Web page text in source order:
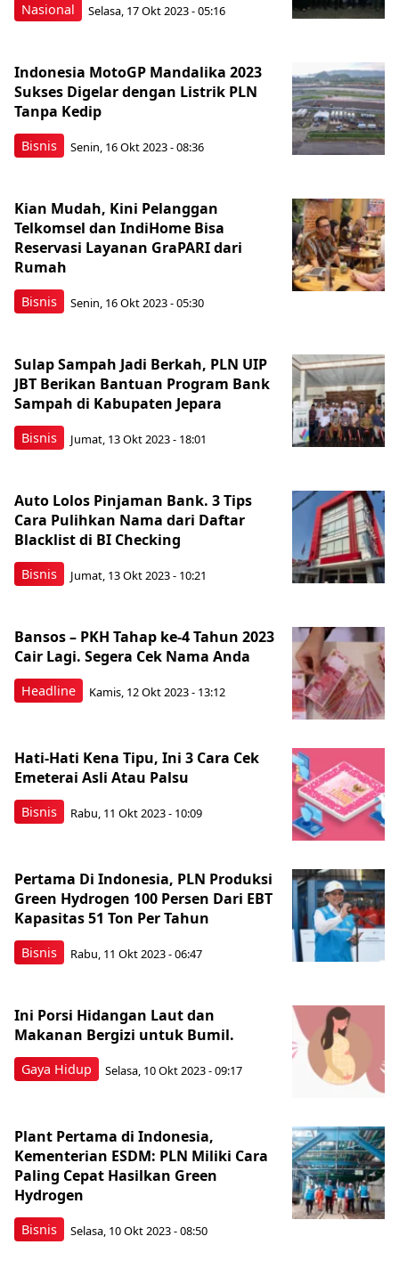
Nasional Selasa, 17 Okt 2023 - 05:16
Bisnis
Indonesia MotoGP Mandalika 2023
Sukses Digelar dengan Listrik PLN
Tanpa Kedip
Senin, 16 Okt 2023 - 08:36
Bisnis
Kian Mudah, Kini Pelanggan
Telkomsel dan IndiHome Bisa
Reservasi Layanan GraPARI dari
Rumah
Senin, 16 Okt 2023 - 05:30
Bisnis
Sulap Sampah Jadi Berkah, PLN UIP
JBT Berikan Bantuan Program Bank
Sampah di Kabupaten Jepara
Jumat, 13 Okt 2023 - 18:01
Bisnis
Auto Lolos Pinjaman Bank. 3 Tips
Cara Pulihkan Nama dari Daftar
Blacklist di BI Checking
Jumat, 13 Okt 2023 - 10:21
Headline
Bansos – PKH Tahap ke-4 Tahun 2023
Cair Lagi. Segera Cek Nama Anda
Kamis, 12 Okt 2023 - 13:12
Bisnis
Hati-Hati Kena Tipu, Ini 3 Cara Cek
Emeterai Asli Atau Palsu
Rabu, 11 Okt 2023 - 10:09
Bisnis
Pertama Di Indonesia, PLN Produksi
Green Hydrogen 100 Persen Dari EBT
Kapasitas 51 Ton Per Tahun
Rabu, 11 Okt 2023 - 06:47
Gaya Hidup
Ini Porsi Hidangan Laut dan
Makanan Bergizi untuk Bumil.
Selasa, 10 Okt 2023 - 09:17
Bisnis
Plant Pertama di Indonesia,
Kementerian ESDM: PLN Miliki Cara
Paling Cepat Hasilkan Green
Hydrogen
Selasa, 10 Okt 2023 - 08:50